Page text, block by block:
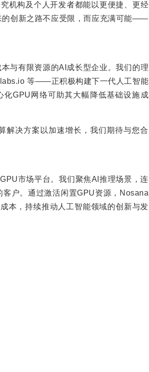
机构及个人开发者都能以更便捷、更经
的创新之路不应受限，而应充满可能——
与有限资源的AI成长型企业。我们的理
等——正积极构建下一代人工智能
GPU网络可助其大幅降低基础设施成
解决方案以加速增长，我们期待与您合
市场平台。我们聚焦AI推理场景，连
户。通过激活闲置GPU资源，Nosana
本，持续推动人工智能领域的创新与发